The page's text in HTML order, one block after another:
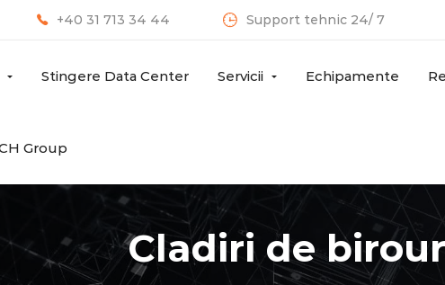
+40 31 713 34 44 Support tehnic 24/ 7
Stingere Data Center Servicii Echipamente
Group
Cladiri de